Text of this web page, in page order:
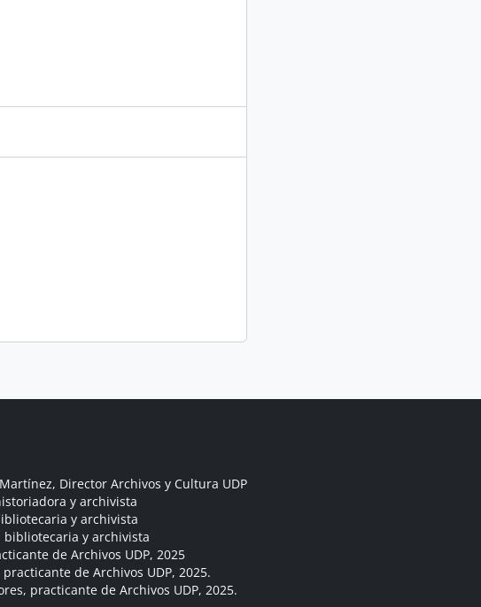
Director Archivos y Cultura UDP
y archivista
y archivista
bibliotecaria y archivista
de Archivos UDP, 2025
de Archivos UDP, 2025.
practicante de Archivos UDP, 2025.